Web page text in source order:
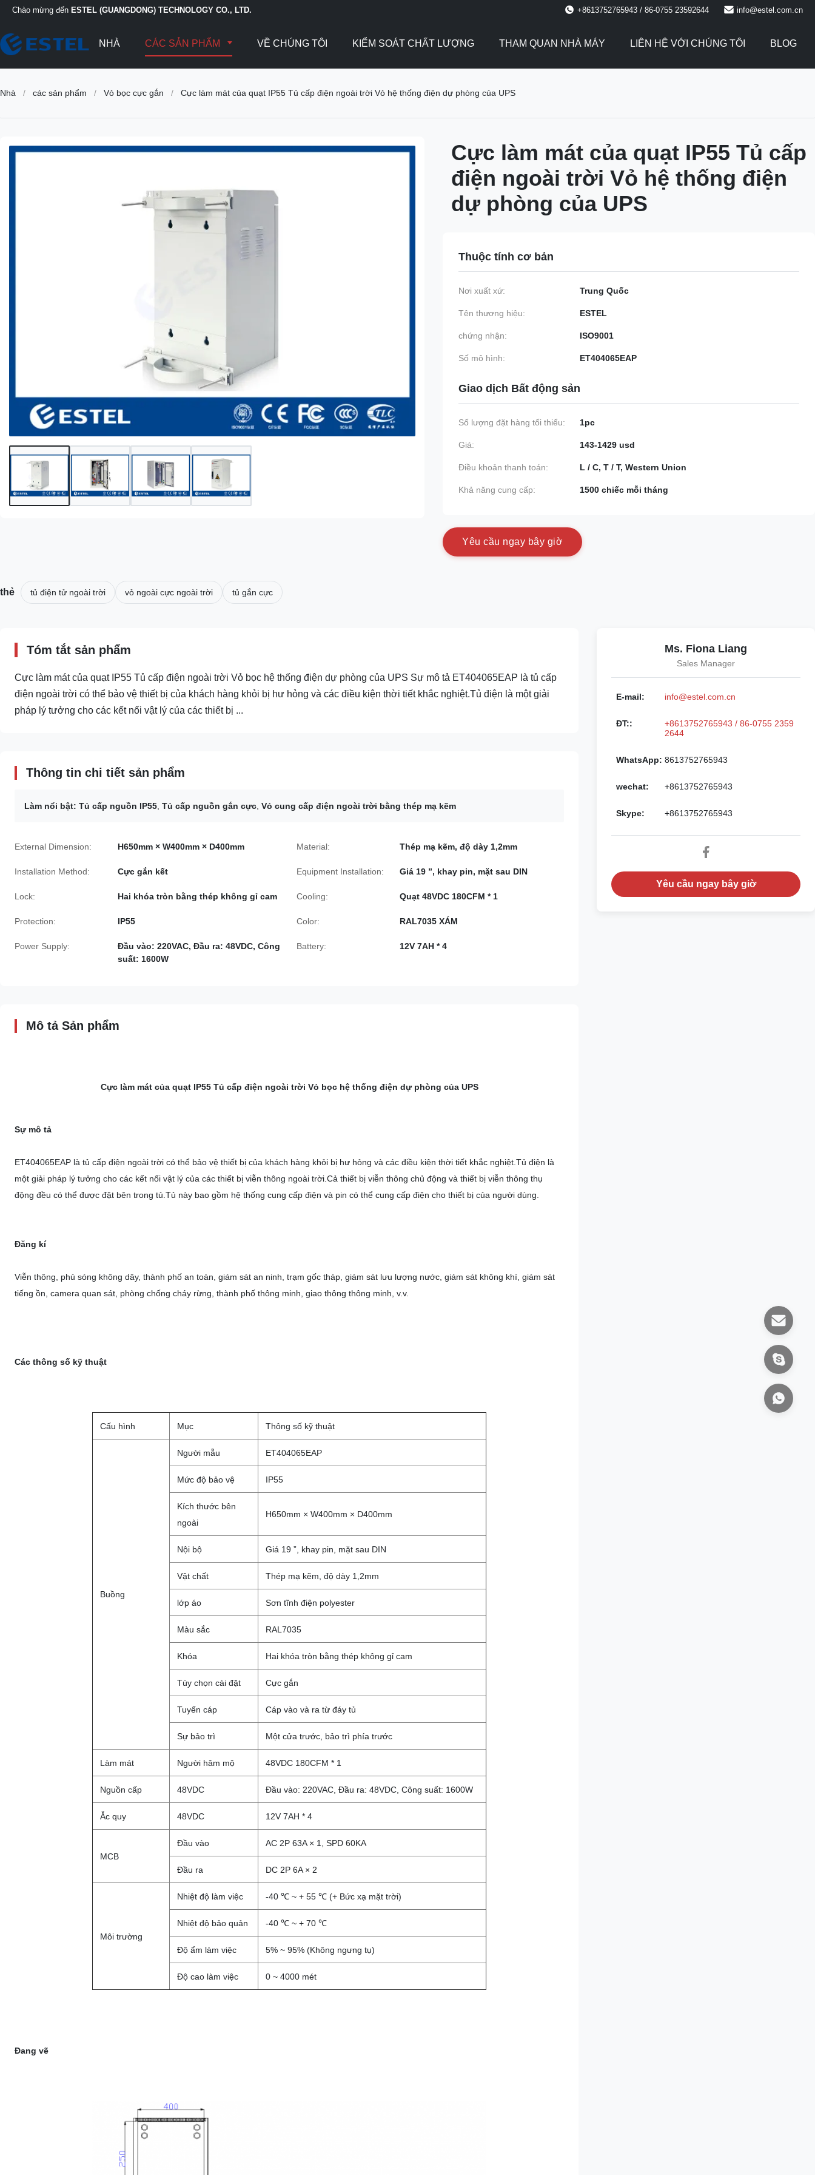
Chào mừng đến ESTEL (GUANGDONG) TECHNOLOGY CO., LTD. +8613752765943 / 86-0755 23592644 info@estel.com.cn
NHÀ CÁC SẢN PHẨM VỀ CHÚNG TÔI KIỂM SOÁT CHẤT LƯỢNG THAM QUAN NHÀ MÁY LIÊN HỆ VỚI CHÚNG TÔI BLOG
Nhà / các sản phẩm / Vỏ bọc cực gắn / Cực làm mát của quạt IP55 Tủ cấp điện ngoài trời Vỏ hệ thống điện dự phòng của UPS
Cực làm mát của quạt IP55 Tủ cấp
điện ngoài trời Vỏ hệ thống điện
dự phòng của UPS
Thuộc tính cơ bản
Nơi xuất xứ: Trung Quốc
Tên thương hiệu: ESTEL
chứng nhận: ISO9001
Số mô hình: ET404065EAP
Giao dịch Bất động sản
Số lượng đặt hàng tối thiểu: 1pc
Giá: 143-1429 usd
Điều khoản thanh toán: L / C, T / T, Western Union
Khả năng cung cấp: 1500 chiếc mỗi tháng
Yêu cầu ngay bây giờ
thẻ tủ điện tử ngoài trời vỏ ngoài cực ngoài trời tủ gắn cực
Tóm tắt sản phẩm
Cực làm mát của quạt IP55 Tủ cấp điện ngoài trời Vỏ bọc hệ thống điện dự phòng của UPS Sự mô tả ET404065EAP là tủ cấp
điện ngoài trời có thể bảo vệ thiết bị của khách hàng khỏi bị hư hỏng và các điều kiện thời tiết khắc nghiệt.Tủ điện là một giải
pháp lý tưởng cho các kết nối vật lý của các thiết bị ...
Thông tin chi tiết sản phẩm
Làm nổi bật: Tủ cấp nguồn IP55 Tủ cấp nguồn gắn cực Vỏ cung cấp điện ngoài trời bằng thép mạ kẽm
External Dimension: H650mm × W400mm × D400mm Material: Thép mạ kẽm, độ dày 1,2mm
Installation Method: Cực gắn kết Equipment Installation: Giá 19 ”, khay pin, mặt sau DIN
Lock: Hai khóa tròn bằng thép không gỉ cam Cooling: Quạt 48VDC 180CFM * 1
Protection: IP55 Color: RAL7035 XÁM
Power Supply:
Đầu vào: 220VAC, Đầu ra: 48VDC, Công
suất: 1600W
Battery: 12V 7AH * 4
Mô tả Sản phẩm
Cực làm mát của quạt IP55 Tủ cấp điện ngoài trời Vỏ bọc hệ thống điện dự phòng của UPS
Sự mô tả
ET404065EAP là tủ cấp điện ngoài trời có thể bảo vệ thiết bị của khách hàng khỏi bị hư hỏng và các điều kiện thời tiết khắc nghiệt.Tủ điện là
một giải pháp lý tưởng cho các kết nối vật lý của các thiết bị viễn thông ngoài trời.Cả thiết bị viễn thông chủ động và thiết bị viễn thông thụ
động đều có thể được đặt bên trong tủ.Tủ này bao gồm hệ thống cung cấp điện và pin có thể cung cấp điện cho thiết bị của người dùng.
Đăng kí
Viễn thông, phủ sóng không dây, thành phố an toàn, giám sát an ninh, trạm gốc tháp, giám sát lưu lượng nước, giám sát không khí, giám sát
tiếng ồn, camera quan sát, phòng chống cháy rừng, thành phố thông minh, giao thông thông minh, v.v.
Các thông số kỹ thuật
Cấu hình Mục Thông số kỹ thuật
Buồng
Người mẫu ET404065EAP
Mức độ bảo vệ IP55
Kích thước bên
ngoài
H650mm × W400mm × D400mm
Nội bộ Giá 19 ”, khay pin, mặt sau DIN
Vật chất Thép mạ kẽm, độ dày 1,2mm
lớp áo Sơn tĩnh điện polyester
Màu sắc RAL7035
Khóa Hai khóa tròn bằng thép không gỉ cam
Tùy chọn cài đặt Cực gắn
Tuyến cáp Cáp vào và ra từ đáy tủ
Sự bảo trì Một cửa trước, bảo trì phía trước
Làm mát Người hâm mộ 48VDC 180CFM * 1
Nguồn cấp 48VDC Đầu vào: 220VAC, Đầu ra: 48VDC, Công suất: 1600W
Ắc quy 48VDC 12V 7AH * 4
MCB
Đầu vào AC 2P 63A × 1, SPD 60KA
Đầu ra DC 2P 6A × 2
Môi trường
Nhiệt độ làm việc -40 ℃ ~ + 55 ℃ (+ Bức xạ mặt trời)
Nhiệt độ bảo quản -40 ℃ ~ + 70 ℃
Độ ẩm làm việc 5% ~ 95% (Không ngưng tụ)
Độ cao làm việc 0 ~ 4000 mét
Đang vẽ
Ms. Fiona Liang
Sales Manager
E-mail: info@estel.com.cn
ĐT::
+8613752765943 / 86-0755 2359
2644
WhatsApp: 8613752765943
wechat: +8613752765943
Skype: +8613752765943
Yêu cầu ngay bây giờ